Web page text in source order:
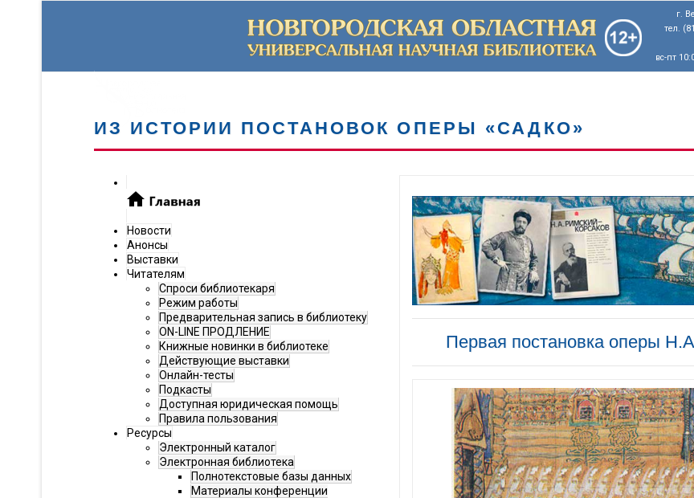
г.
тел.
вс-пт
ИЗ ИСТОРИИ ПОСТАНОВОК ОПЕРЫ «САДКО»
Новости
Анонсы
Выставки
Читателям
Спроси библиотекаря
Режим работы
Предварительная запись в библиотеку
ON-LINE ПРОДЛЕНИЕ
Книжные новинки в библиотеке
Действующие выставки
Онлайн-тесты
Подкасты
Доступная юридическая помощь
Правила пользования
Ресурсы
Электронный каталог
Электронная библиотека
Полнотекстовые базы данных
Материалы конференции
Первая постановка оперы